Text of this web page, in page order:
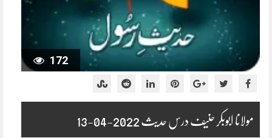
172
مولانا ابوبکر حنیف درس حدیث 2022-04-13